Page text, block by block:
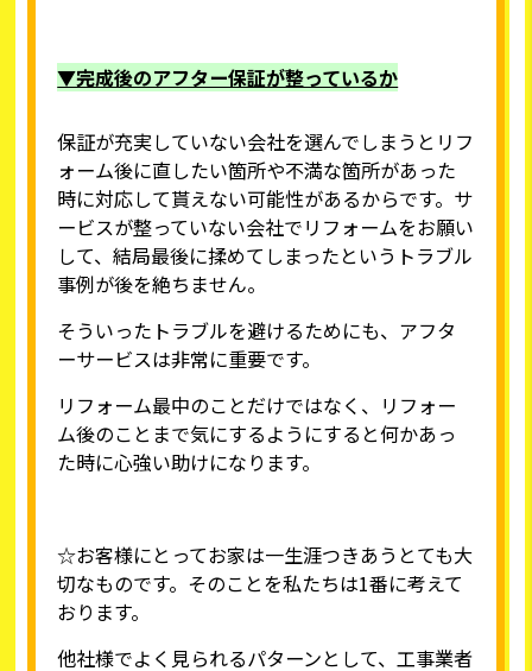
▼完成後のアフター保証が整っているか
保証が充実していない会社を選んでしまうとリフ
ォーム後に直したい箇所や不満な箇所があった
時に対応して貰えない可能性があるからです。サ
ービスが整っていない会社でリフォームをお願い
して、結局最後に揉めてしまったというトラブル
事例が後を絶ちません。
そういったトラブルを避けるためにも、アフタ
ーサービスは非常に重要です。
リフォーム最中のことだけではなく、リフォー
ム後のことまで気にするようにすると何かあっ
た時に心強い助けになります。
☆お客様にとってお家は一生涯つきあうとても大
切なものです。そのことを私たちは1番に考えて
おります。
他社様でよく見られるパターンとして、工事業者